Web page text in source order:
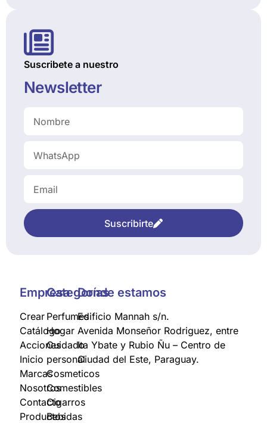
Suscribete a nuestro
Newsletter
Suscribirte
Empresa
Crear
Catálogo
Acciones
Inicio
Marcas
Nosotros
Contacto
Productos
Categorías
Perfumes
Hogar
Cuidado
personal
Cosmeticos
Comestibles
Cigarros
Bebidas
Donde estamos
Edificio Mannah s/n.
Avenida Monseñor Rodriguez, entre
Ita Ybate y Rubio Ñu – Centro de
Ciudad del Este, Paraguay.